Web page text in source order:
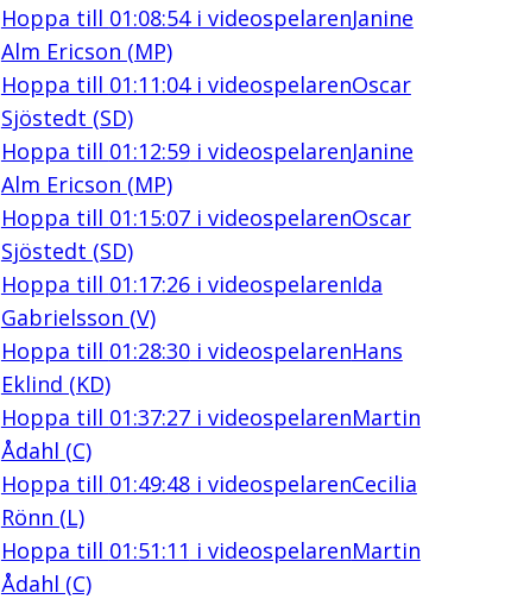
Hoppa till 01:08:54i videospelarenJanine
Alm Ericson (MP)
Hoppa till 01:11:04i videospelarenOscar
Sjöstedt (SD)
Hoppa till 01:12:59i videospelarenJanine
Alm Ericson (MP)
Hoppa till 01:15:07i videospelarenOscar
Sjöstedt (SD)
Hoppa till 01:17:26i videospelarenIda
Gabrielsson (V)
Hoppa till 01:28:30i videospelarenHans
Eklind (KD)
Hoppa till 01:37:27i videospelarenMartin
Ådahl (C)
Hoppa till 01:49:48i videospelarenCecilia
Rönn (L)
Hoppa till 01:51:11 i videospelarenMartin
Ådahl (C)